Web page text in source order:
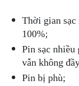
Thời gian sạc
100%;
Pin sạc nhiều
vẫn không
Pin bị phù;